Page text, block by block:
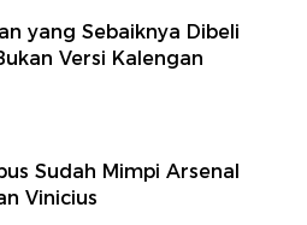
yang Sebaiknya Dibeli
Versi Kalengan
Sudah Mimpi Arsenal
Vinicius